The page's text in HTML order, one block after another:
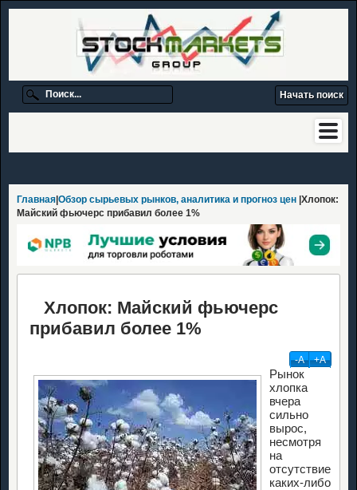
Главная Обзор сырьевых рынков, аналитика и прогноз цен |Хлопок:
Майский фьючерс прибавил более 1%
Хлопок: Майский фьючерс
прибавил более 1%
-А +А
Рынок
хлопка
вчера
сильно
вырос,
несмотря
на
отсутствие
каких-либо